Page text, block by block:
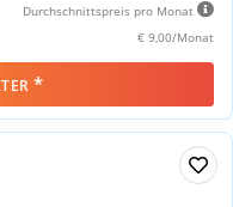
Durchschnittspreis pro Monat
€ 9,00/Monat
*